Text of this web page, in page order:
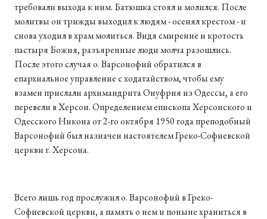
требовали выхода к ним. Батюшка стоял и молился. После
молитвы он трижды выходил к людям - осенял крестом - и
снова уходил в храм молиться. Видя смирение и кротость
пастыря Божия, разъяренные люди молча разошлись.
После этого случая о. Варсонофий обратился в
епархиальное управление с ходатайством, чтобы ему
взамен прислали архимандрита Онуфрия из Одессы, а его
перевели в Херсон. Определением епископа Херсонского и
Одесского Никона от 2-го октября 1950 года преподобный
Варсонофий был назначен настоятелем Греко-Софиевской
церкви г. Херсона.
Всего лишь год прослужил о. Варсонофий в Греко-
Софиевской церкви, а память о нем и поныне храниться в